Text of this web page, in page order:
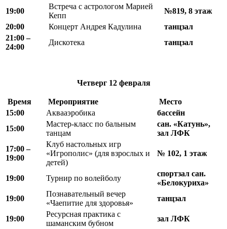
19:00
Встреча с астрологом Марией
Кепп
№819, 8 этаж
20:00
Концерт Андрея Кадулина
танцзал
21:00 –
24:00
Дискотека танцзал
Четверг12 февраля
Время Мероприятие
Место
15:00
Аквааэробика
бассейн
15:00
Мастер-класс по бальным
танцам
сан. «Катунь»,
зал ЛФК
17:00 –
19:00
Клуб настольных игр
«Игрополис» (для взрослых и
детей)
№ 102, 1 этаж
19:00 Турнир по волейболу
спортзал сан.
«Белокуриха»
19:00
Познавательный вечер
«Чаепитие для здоровья»
танцзал
19:00
Ресурсная практика с
шаманским бубном
зал ЛФК